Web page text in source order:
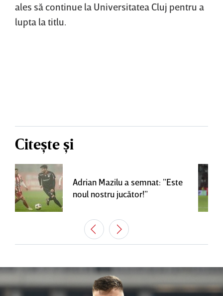
ales să continue la Universitatea Cluj pentru a
lupta la titlu.
Citește și
Adrian Mazilu a semnat: ”Este
noul nostru jucător!”